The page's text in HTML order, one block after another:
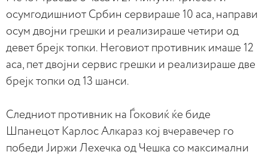
осумгодишниот Србин сервираше 10 аса, направи
осум двојни грешки и реализираше четири од
девет брејк топки. Неговиот противник имаше 12
аса, пет двојни сервис грешки и реализираше две
брејк топки од 13 шанси.
Следниот противник на Ѓоковиќ ќе биде
Шпанецот Карлос Алкараз кој вчеравечер го
победи Јиржи Лехечка од Чешка со максимални